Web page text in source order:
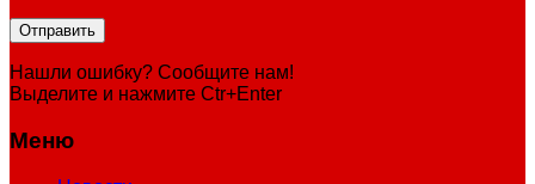
Нашли ошибку? Сообщите нам!
Выделите и нажмите Ctr+Enter
Меню